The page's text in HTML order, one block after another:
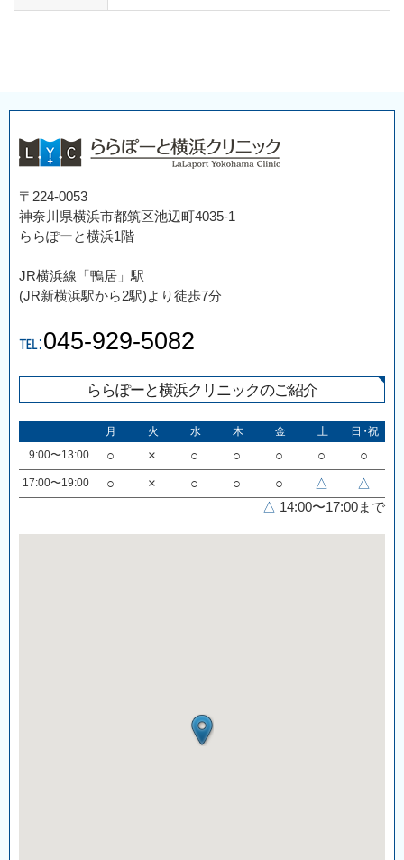
〒224-0053
神奈川県横浜市都筑区池辺町4035-1
ららぽーと横浜1階
JR横浜線「鴨居」駅
(JR新横浜駅から2駅)より徒歩7分
℡:045-929-5082
ららぽーと横浜クリニックのご紹介
月 火 水 木 金 土 日・祝
△ 14:00〜17:00まで
9:00〜13:00 ○ × ○ ○ ○ ○ ○
17:00〜19:00 ○ × ○ ○ ○ △ △